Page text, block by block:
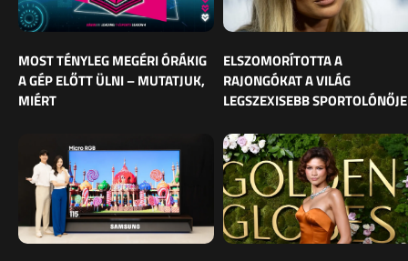
MOST TÉNYLEG MEGÉRI ÓRÁKIG
A GÉP ELŐTT ÜLNI – MUTATJUK,
MIÉRT
ELSZOMORÍTOTTA A
RAJONGÓKAT A VILÁG
LEGSZEXISEBB SPORTOLÓNŐJE